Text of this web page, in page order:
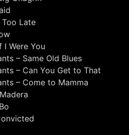
Late
I Were You
– Same Old Blues
– Can You Get to That
– Come to Mamma